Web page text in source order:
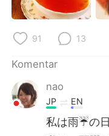
91 13
Komentar
nao
JP EN
私は雨☔️の